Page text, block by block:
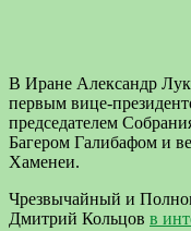
В Иране Александр
первым вице-
председателем
Багером Галибафом и
Хаменеи.
Чрезвычайный и
Дмитрий Кольцов в